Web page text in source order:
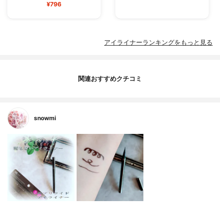
¥796
アイライナーランキングをもっと見る
関連おすすめクチコミ
snowmi